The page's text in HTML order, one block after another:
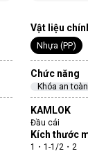
Vật liệu
Nhựa (PP)
Chức năng
Khóa an
KAMLOK
Đầu cái
Kích thước
1・1-1/2・2